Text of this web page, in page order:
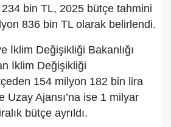
bin TL, 2025 bütçe tahmini
836 bin TL olarak belirlendi.
İklim Değişikliği Bakanlığı
İklim Değişikliği
154 milyon 182 bin lira
Uzay Ajansı’na ise 1 milyar
bütçe ayrıldı.